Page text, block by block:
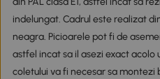
indelungat. Cadrul este realizat
neagra. Picioarele pot fi de
astfel incat sa il asezi exact acolo
coletului va fi necesar sa montezi